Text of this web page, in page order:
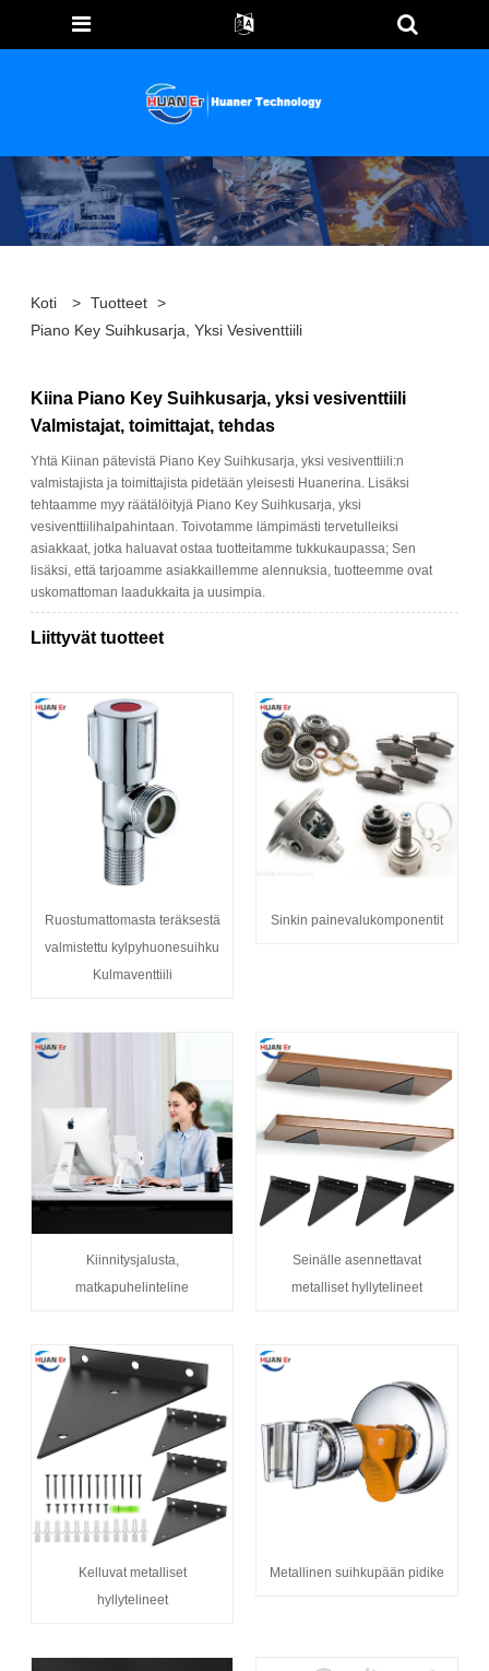
Koti > Tuotteet >
Piano Key Suihkusarja, Yksi Vesiventtiili
Kiina Piano Key Suihkusarja, yksi vesiventtiili
Valmistajat, toimittajat, tehdas
Yhtä Kiinan pätevistä Piano Key Suihkusarja, yksi vesiventtiili:n
valmistajista ja toimittajista pidetään yleisesti Huanerina. Lisäksi
tehtaamme myy räätälöityjä Piano Key Suihkusarja, yksi
vesiventtiilihalpahintaan. Toivotamme lämpimästi tervetulleiksi
asiakkaat, jotka haluavat ostaa tuotteitamme tukkukaupassa; Sen
lisäksi, että tarjoamme asiakkaillemme alennuksia, tuotteemme ovat
uskomattoman laadukkaita ja uusimpia.
Liittyvät tuotteet
Ruostumattomasta teräksestä
valmistettu kylpyhuonesuihku
Kulmaventtiili
Sinkin painevalukomponentit
Kiinnitysjalusta,
matkapuhelinteline
Seinälle asennettavat
metalliset hyllytelineet
Kelluvat metalliset
hyllytelineet
Metallinen suihkupään pidike